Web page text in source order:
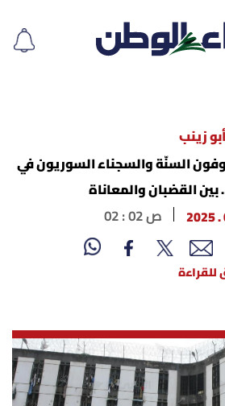
زينب
السنّة والسجناء السوريون في
بين القضبان والمعاناة
02 : 02 ص